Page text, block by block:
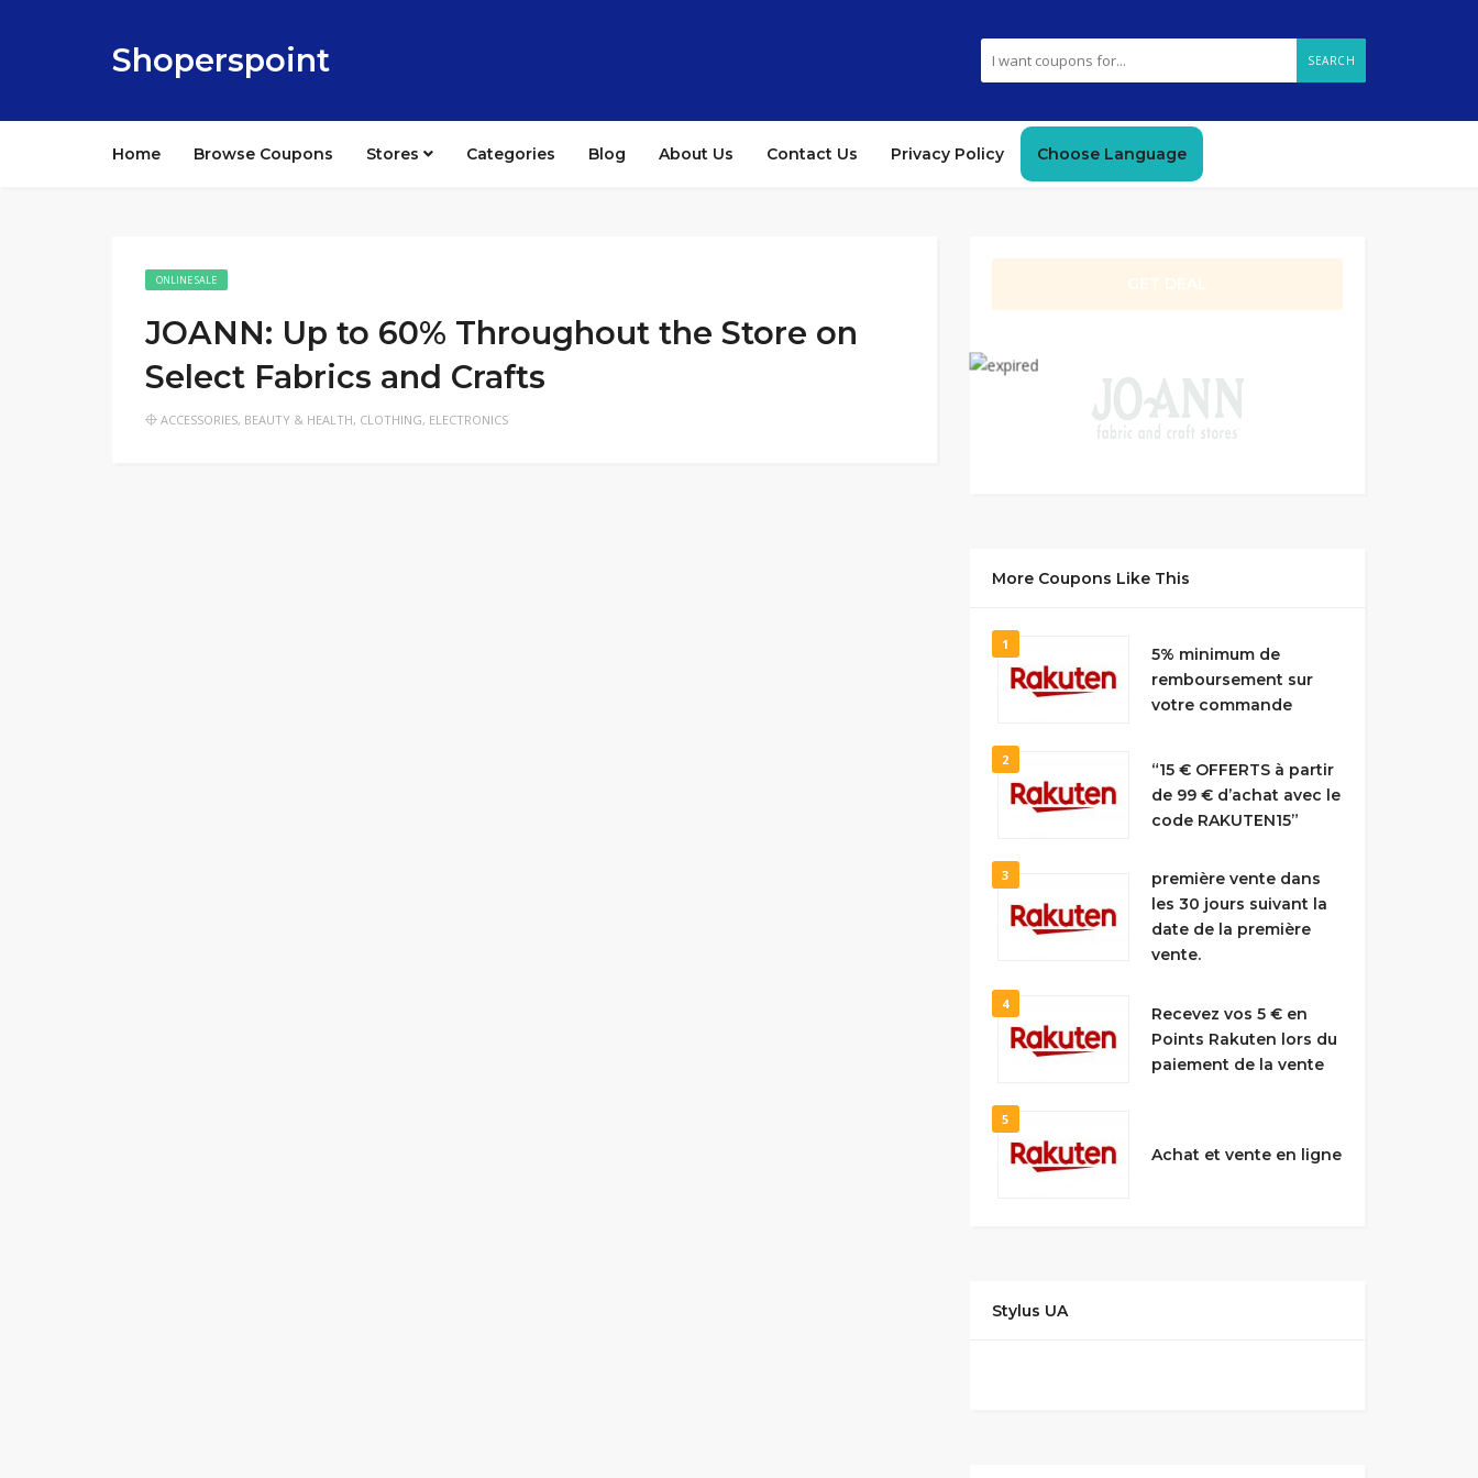
Shoperspoint SEARCH
Home Browse Coupons Stores Categories Blog About Us Contact Us Privacy Policy Choose Language
ONLINE SALE
JOANN: Up to 60% Throughout the Store on
Select Fabrics and Crafts
ACCESSORIES, BEAUTY & HEALTH, CLOTHING, ELECTRONICS
More Coupons Like This
1
5% minimum de
remboursement sur
votre commande
2
“15 € OFFERTS à partir
de 99 € d’achat avec le
code RAKUTEN15”
3
première vente dans
les 30 jours suivant la
date de la première
vente.
4
Recevez vos 5 € en
Points Rakuten lors du
paiement de la vente
5
Achat et vente en ligne
Stylus UA